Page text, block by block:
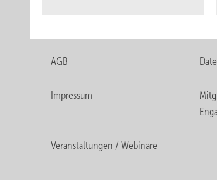
AGB
Impressum
Veranstaltungen / Webinare